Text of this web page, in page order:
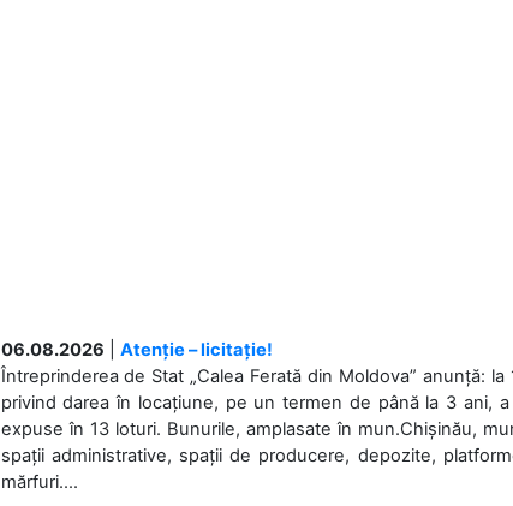
06.08.2026
Atenție – licitație!
Întreprinderea de Stat „Calea Ferată din Moldova” anunță:
privind darea în locațiune, pe un termen de până la 3 ani,
expuse în 13 loturi. Bunurile, amplasate în mun.Chișinău,
spații administrative, spații de producere, depozite,
mărfuri....